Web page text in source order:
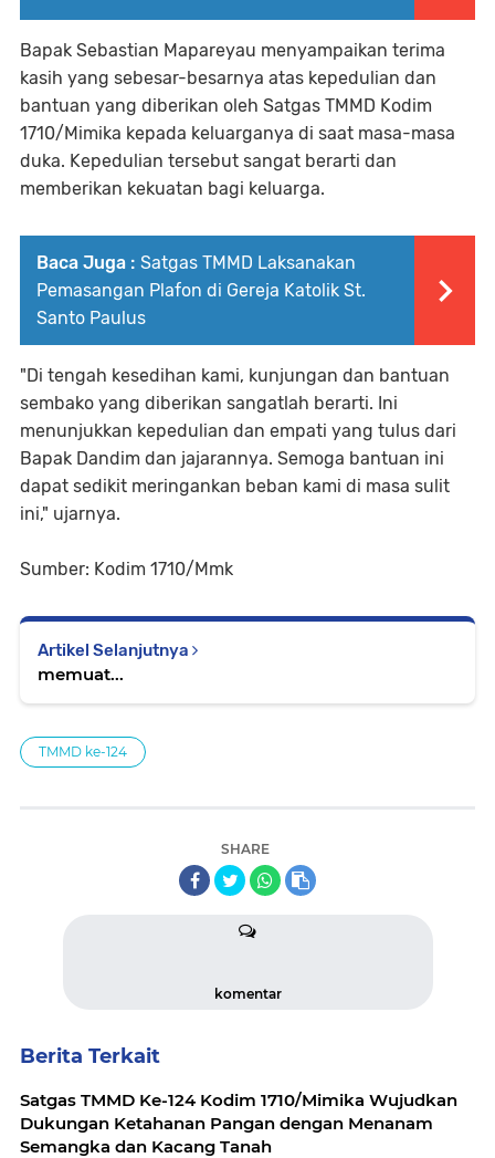
Bapak Sebastian Mapareyau menyampaikan terima
kasih yang sebesar-besarnya atas kepedulian dan
bantuan yang diberikan oleh Satgas TMMD Kodim
1710/Mimika kepada keluarganya di saat masa-masa
duka. Kepedulian tersebut sangat berarti dan
memberikan kekuatan bagi keluarga.
Baca Juga : Satgas TMMD Laksanakan
Pemasangan Plafon di Gereja Katolik St.
Santo Paulus
"Di tengah kesedihan kami, kunjungan dan bantuan
sembako yang diberikan sangatlah berarti. Ini
menunjukkan kepedulian dan empati yang tulus dari
Bapak Dandim dan jajarannya. Semoga bantuan ini
dapat sedikit meringankan beban kami di masa sulit
ini," ujarnya.
Sumber: Kodim 1710/Mmk
Artikel Selanjutnya
memuat...
TMMD ke-124
SHARE
komentar
Berita Terkait
Satgas TMMD Ke-124 Kodim 1710/Mimika Wujudkan
Dukungan Ketahanan Pangan dengan Menanam
Semangka dan Kacang Tanah